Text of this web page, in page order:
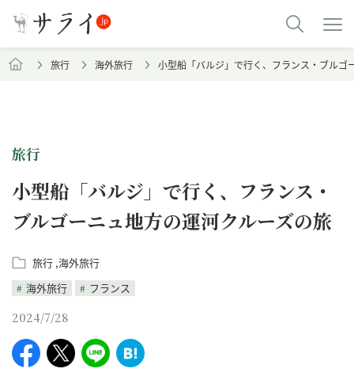
旅行 海外旅行 小型船「バルジ」で行く、フランス・ブルゴ
旅行
小型船「バルジ」で行く、フランス・
ブルゴーニュ地方の運河クルーズの旅
旅行 海外旅行
海外旅行
フランス
2024/7/28